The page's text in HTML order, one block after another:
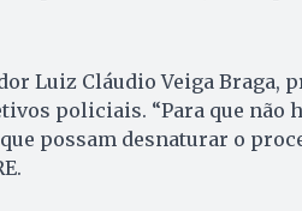
Luiz Cláudio Veiga Braga,
policiais. “Para que não
possam desnaturar o